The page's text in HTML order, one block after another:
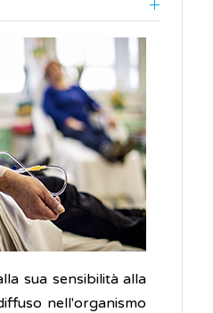
sua sensibilità alla
nell'organismo